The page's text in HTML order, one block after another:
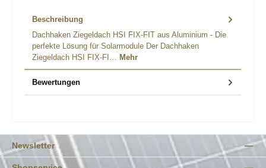
Beschreibung
Dachhaken Ziegeldach HSI FIX-FIT aus Aluminium - Die
perfekte Lösung für Solarmodule Der Dachhaken
Ziegeldach HSI FIX-FI… Mehr
Bewertungen
Newsletter